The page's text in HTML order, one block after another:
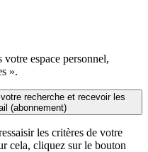
espace personnel,
».
recherche et recevoir les
(abonnement)
les critères de votre
cela, cliquez sur le bouton